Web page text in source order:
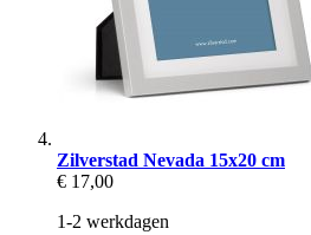
Zilverstad Nevada 15x20 cm
€ 17,00
1-2 werkdagen